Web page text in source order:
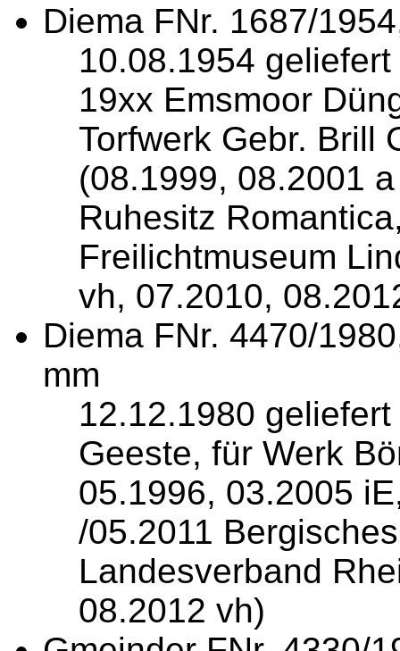
Diema FNr. 1687/
10.08.1954
19xx Emsmoor
Torfwerk Gebr. Brill
(08.1999, 08.2001
Ruhesitz
Freilichtmuseum
vh, 07.2010,
Diema FNr. 4470/
mm
12.12.1980
Geeste, für Werk
05.1996, 03.2005
/05.2011
Landesverband
08.2012 vh)